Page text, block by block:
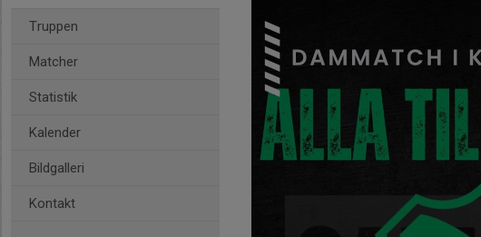
Truppen
Matcher
Statistik
Kalender
Bildgalleri
Kontakt